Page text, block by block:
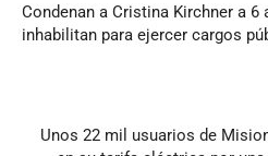
Condenan a Cristina Kirchner a 6
inhabilitan para ejercer cargos
Unos 22 mil usuarios de